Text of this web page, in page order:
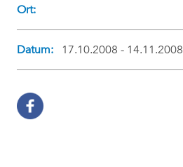
Ort:
Datum: 17.10.2008 - 14.11.2008